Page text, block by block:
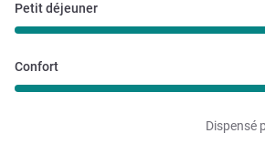
Petit déjeuner
Confort
Dispensé